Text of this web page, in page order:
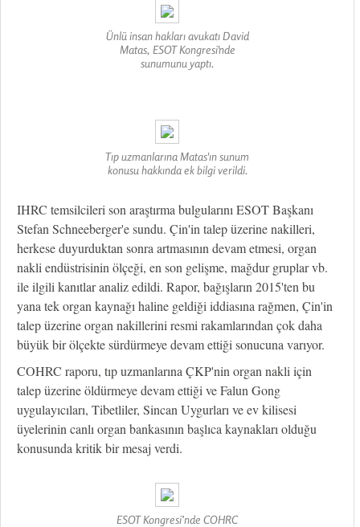
Ünlü insan hakları avukatı David
Matas, ESOT Kongresi'nde
sunumunu yaptı.
Tıp uzmanlarına Matas'ın sunum
konusu hakkında ek bilgi verildi.
IHRC temsilcileri son araştırma bulgularını ESOT Başkanı
Stefan Schneeberger'e sundu. Çin'in talep üzerine nakilleri,
herkese duyurduktan sonra artmasının devam etmesi, organ
nakli endüstrisinin ölçeği, en son gelişme, mağdur gruplar vb.
ile ilgili kanıtlar analiz edildi. Rapor, bağışların 2015'ten bu
yana tek organ kaynağı haline geldiği iddiasına rağmen, Çin'in
talep üzerine organ nakillerini resmi rakamlarından çok daha
büyük bir ölçekte sürdürmeye devam ettiği sonucuna varıyor.
COHRC raporu, tıp uzmanlarına ÇKP'nin organ nakli için
talep üzerine öldürmeye devam ettiği ve Falun Gong
uygulayıcıları, Tibetliler, Sincan Uygurları ve ev kilisesi
üyelerinin canlı organ bankasının başlıca kaynakları olduğu
konusunda kritik bir mesaj verdi.
ESOT Kongresi’nde COHRC